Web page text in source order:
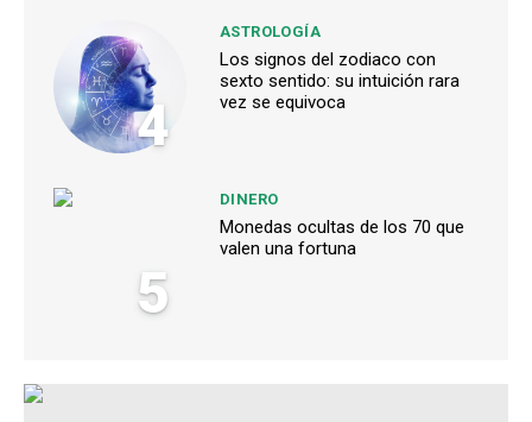
4
ASTROLOGÍA
Los signos del zodiaco con
sexto sentido: su intuición rara
vez se equivoca
5
DINERO
Monedas ocultas de los 70 que
valen una fortuna